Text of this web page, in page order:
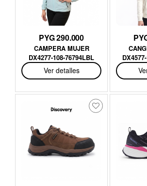
PYG 290.000
CAMPERA MUJER
DX4277-108-76794LBL
Ver detalles